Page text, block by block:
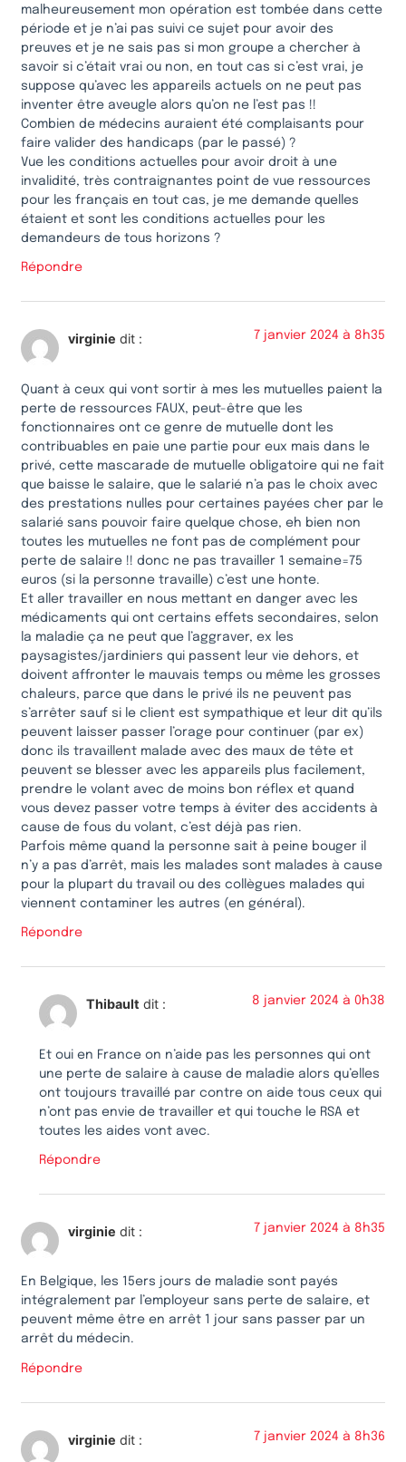
malheureusement mon opération est tombée dans cette
période et je n’ai pas suivi ce sujet pour avoir des
preuves et je ne sais pas si mon groupe a chercher à
savoir si c’était vrai ou non, en tout cas si c’est vrai, je
suppose qu’avec les appareils actuels on ne peut pas
inventer être aveugle alors qu’on ne l’est pas !!
Combien de médecins auraient été complaisants pour
faire valider des handicaps (par le passé) ?
Vue les conditions actuelles pour avoir droit à une
invalidité, très contraignantes point de vue ressources
pour les français en tout cas, je me demande quelles
étaient et sont les conditions actuelles pour les
demandeurs de tous horizons ?
Répondre
virginie dit : 7 janvier 2024 à 8h35
Quant à ceux qui vont sortir à mes les mutuelles paient la
perte de ressources FAUX, peut-être que les
fonctionnaires ont ce genre de mutuelle dont les
contribuables en paie une partie pour eux mais dans le
privé, cette mascarade de mutuelle obligatoire qui ne fait
que baisse le salaire, que le salarié n’a pas le choix avec
des prestations nulles pour certaines payées cher par le
salarié sans pouvoir faire quelque chose, eh bien non
toutes les mutuelles ne font pas de complément pour
perte de salaire !! donc ne pas travailler 1 semaine=75
euros (si la personne travaille) c’est une honte.
Et aller travailler en nous mettant en danger avec les
médicaments qui ont certains effets secondaires, selon
la maladie ça ne peut que l’aggraver, ex les
paysagistes/jardiniers qui passent leur vie dehors, et
doivent affronter le mauvais temps ou même les grosses
chaleurs, parce que dans le privé ils ne peuvent pas
s’arrêter sauf si le client est sympathique et leur dit qu’ils
peuvent laisser passer l’orage pour continuer (par ex)
donc ils travaillent malade avec des maux de tête et
peuvent se blesser avec les appareils plus facilement,
prendre le volant avec de moins bon réflex et quand
vous devez passer votre temps à éviter des accidents à
cause de fous du volant, c’est déjà pas rien.
Parfois même quand la personne sait à peine bouger il
n’y a pas d’arrêt, mais les malades sont malades à cause
pour la plupart du travail ou des collègues malades qui
viennent contaminer les autres (en général).
Répondre
Thibault dit : 8 janvier 2024 à 0h38
Et oui en France on n’aide pas les personnes qui ont
une perte de salaire à cause de maladie alors qu’elles
ont toujours travaillé par contre on aide tous ceux qui
n’ont pas envie de travailler et qui touche le RSA et
toutes les aides vont avec.
Répondre
virginie dit : 7 janvier 2024 à 8h35
En Belgique, les 15ers jours de maladie sont payés
intégralement par l’employeur sans perte de salaire, et
peuvent même être en arrêt 1 jour sans passer par un
arrêt du médecin.
Répondre
virginie dit : 7 janvier 2024 à 8h36